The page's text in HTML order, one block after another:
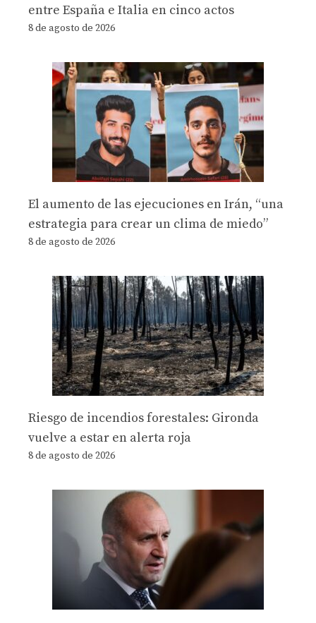
entre España e Italia en cinco actos
8 de agosto de 2026
El aumento de las ejecuciones en Irán, “una
estrategia para crear un clima de miedo”
8 de agosto de 2026
Riesgo de incendios forestales: Gironda
vuelve a estar en alerta roja
8 de agosto de 2026